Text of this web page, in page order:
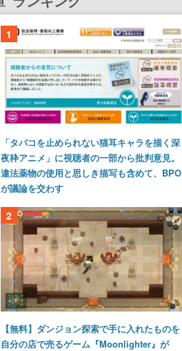
1
「タバコを止められない猫耳キャラを描く深
夜枠アニメ」に視聴者の一部から批判意見。
違法薬物の使用と思しき描写も含めて、BPO
が議論を交わす
2
【無料】ダンジョン探索で手に入れたものを
自分の店で売るゲーム『Moonlighter』が